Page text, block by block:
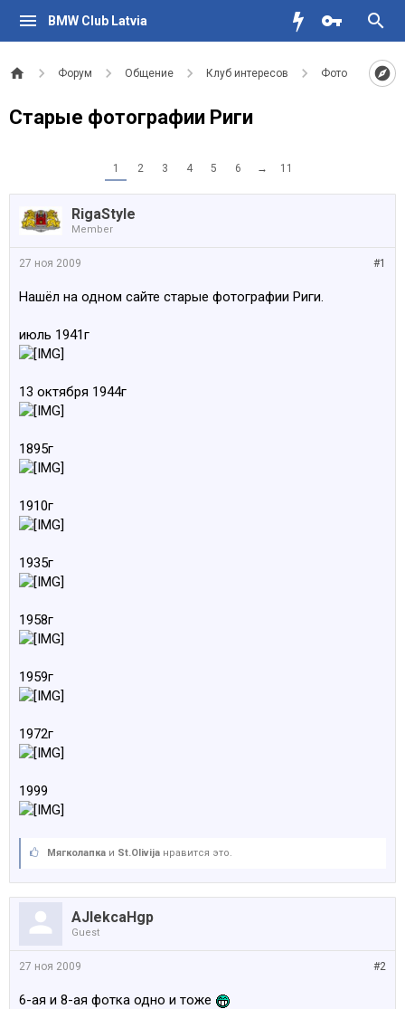
BMW Club Latvia
Форум Общение Клуб интересов Фото
Старые фотографии Риги
1 2 3 4 5 6 → 11
RigaStyle
Member
#1
27 ноя 2009
Нашёл на одном сайте старые фотографии Риги.
июль 1941г
13 октября 1944г
1895г
1910г
1935г
1958г
1959г
1972г
1999
Мягколапка и St.Olivija нравится это.
AJlekcaHgp
Guest
#2
27 ноя 2009
6-ая и 8-ая фотка одно и тоже